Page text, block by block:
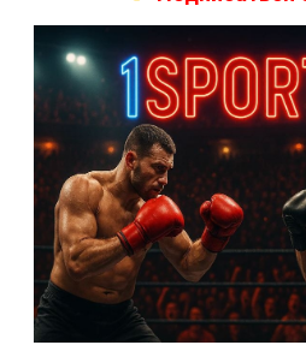
А как смотреть с ноутбука?
Анонимно кРасписание боев UFC
Кусок говна ты, существом даже
АнонимнокКонор МакГрегор
УЧ
АнонимнокРэнди Браун —
не запускается ни один бой, реклама
заканчивается начинается загрузка
Исправьте пожалуйста